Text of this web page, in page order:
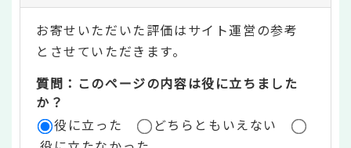
テ
ン
ツ
評
価
お寄せいただいた評価はサイト運営の参考
とさせていただきます。
質問：このページの内容は役に立ちました
か？
役に立った
どちらともいえない